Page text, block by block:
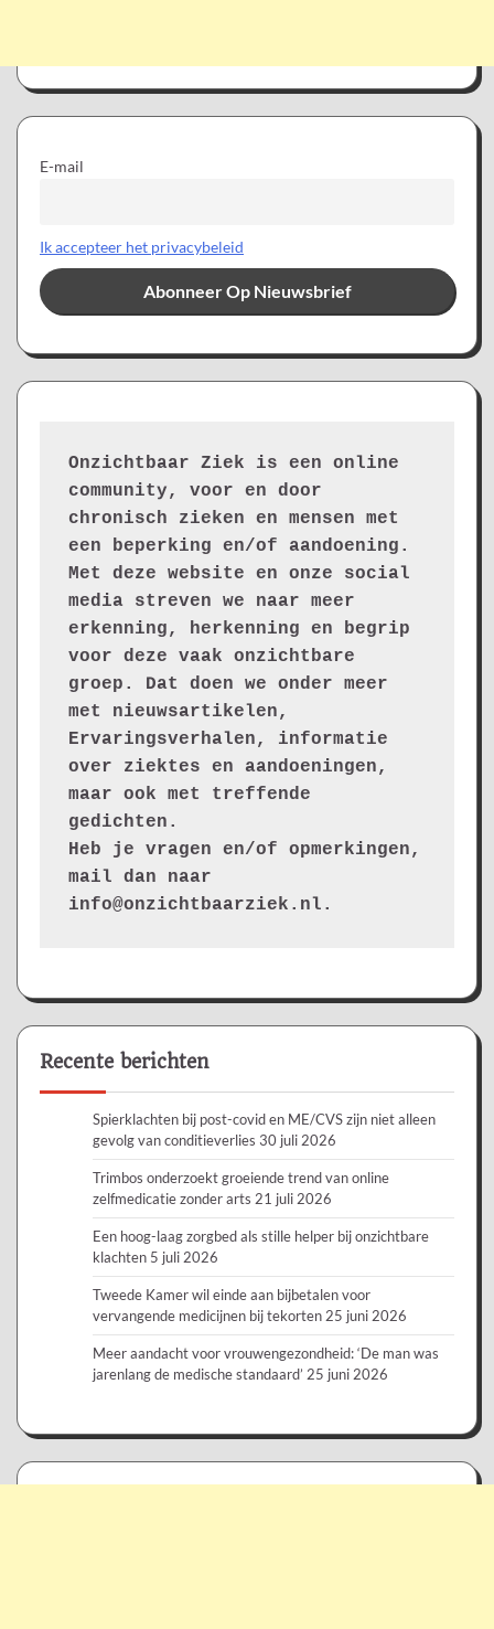
E-mail
Ik accepteer het privacybeleid
Onzichtbaar Ziek is een online
community, voor en door
chronisch zieken en mensen met
een beperking en/of aandoening.
Met deze website en onze social
media streven we naar meer
erkenning, herkenning en begrip
voor deze vaak onzichtbare
groep. Dat doen we onder meer
met nieuwsartikelen,
Ervaringsverhalen, informatie
over ziektes en aandoeningen,
maar ook met treffende
gedichten.
Heb je vragen en/of opmerkingen,
mail dan naar
info@onzichtbaarziek.nl.
Recente berichten
Spierklachten bij post-covid en ME/CVS zijn niet alleen
gevolg van conditieverlies 30 juli 2026
Trimbos onderzoekt groeiende trend van online
zelfmedicatie zonder arts 21 juli 2026
Een hoog-laag zorgbed als stille helper bij onzichtbare
klachten 5 juli 2026
Tweede Kamer wil einde aan bijbetalen voor
vervangende medicijnen bij tekorten 25 juni 2026
Meer aandacht voor vrouwengezondheid: ‘De man was
jarenlang de medische standaard’ 25 juni 2026